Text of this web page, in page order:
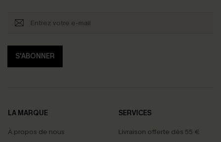
S'ABONNER
LA MARQUE
À propos de nous
SERVICES
Livraison offerte dès 55 €